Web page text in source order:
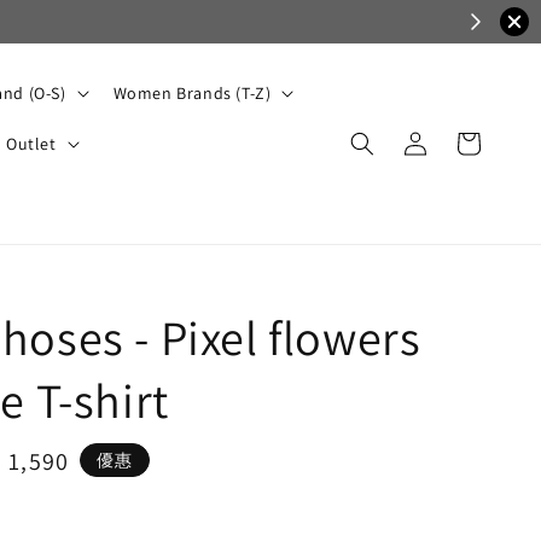
(O-S) Women Brands (T-Z)
Outlet
- Pixel flowers
T-shirt
1,590 優惠